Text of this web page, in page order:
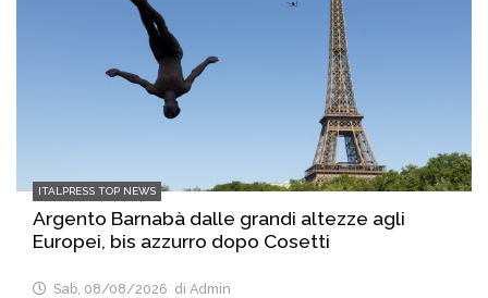
ITALPRESS TOP NEWS
Argento Barnabà dalle grandi altezze agli
Europei, bis azzurro dopo Cosetti
Sab, 08/08/2026 di Admin